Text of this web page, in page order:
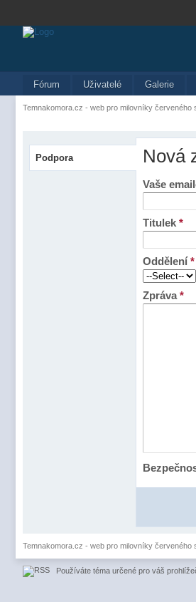
Fórum Uživatelé Galerie
Temnakomora.cz - web pro milovníky červeného
Podpora Nová
Vaše
Titulek *
Oddělení*
Zpráva*
Temnakomora.cz - web pro milovníky červeného
Používáte téma určené pro váš